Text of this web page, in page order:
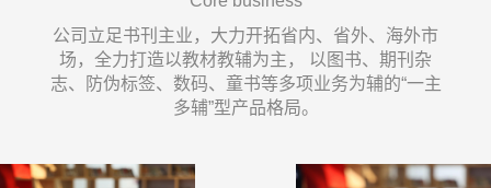
公司立足书刊主业，大力开拓省内、省外、海外市
场，全力打造以教材教辅为主， 以图书、期刊杂
志、防伪标签、数码、童书等多项业务为辅的“一主
多辅”型产品格局。